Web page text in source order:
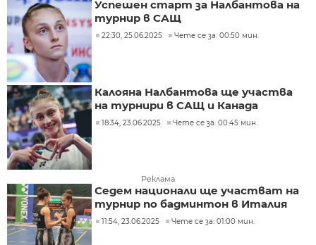
Успешен старт за Налбантова на
турнир в САЩ
22:30, 25.06.2025 Чете се за: 00:50 мин.
Калояна Налбантова ще участва
на турнири в САЩ и Канада
18:34, 23.06.2025 Чете се за: 00:45 мин.
Реклама
Седем национали ще участват на
турнир по бадминтон в Италия
11:54, 23.06.2025 Чете се за: 01:00 мин.